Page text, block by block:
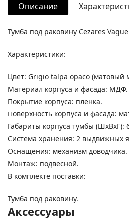
Описание
Тумба под раковину Cezares
Характеристики:
Цвет: Grigio talpa opaco (матовый
Материал корпуса и фасада: МДФ.
Покрытие корпуса: пленка.
Поверхность корпуса и фасада:
Габариты корпуса тумбы (ШхВхГ):
Система хранения: 2 выдвижных
Оснащения: механизм доводчика.
Монтаж: подвесной.
В комплекте поставки:
Тумба под раковину.
Аксессуары